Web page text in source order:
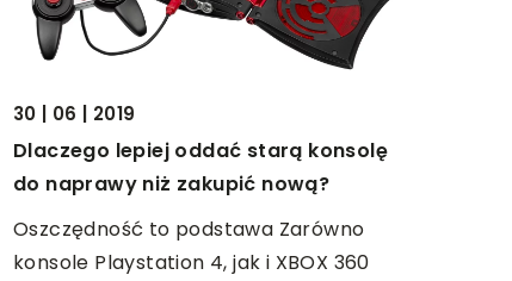
30 | 06 | 2019
Dlaczego lepiej oddać starą konsolę
do naprawy niż zakupić nową?
Oszczędność to podstawa Zarówno
konsole Playstation 4, jak i XBOX 360